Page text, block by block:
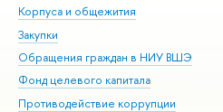
Корпуса и общежития
Закупки
Обращения граждан в НИУ ВШЭ
Фонд целевого капитала
Противодействие коррупции